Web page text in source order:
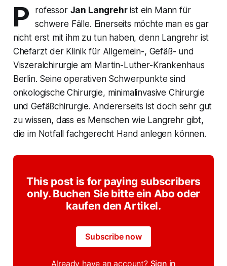
P rofessor Jan Langrehrist ein Mann für
schwere Fälle. Einerseits möchte man es gar
nicht erst mit ihm zu tun haben, denn Langrehr ist
Chefarzt der Klinik für Allgemein-, Gefäß- und
Viszeralchirurgie am Martin-Luther-Krankenhaus
Berlin. Seine operativen Schwerpunkte sind
onkologische Chirurgie, minimalinvasive Chirurgie
und Gefäßchirurgie. Andererseits ist doch sehr gut
zu wissen, dass es Menschen wie Langrehr gibt,
die im Notfall fachgerecht Hand anlegen können.
This post is for paying subscribers
only. Buchen Sie bitte ein Abo oder
kaufen den Artikel.
Subscribe now
Already have an account? Sign in